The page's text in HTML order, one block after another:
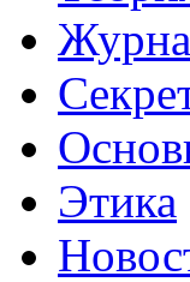
Этика